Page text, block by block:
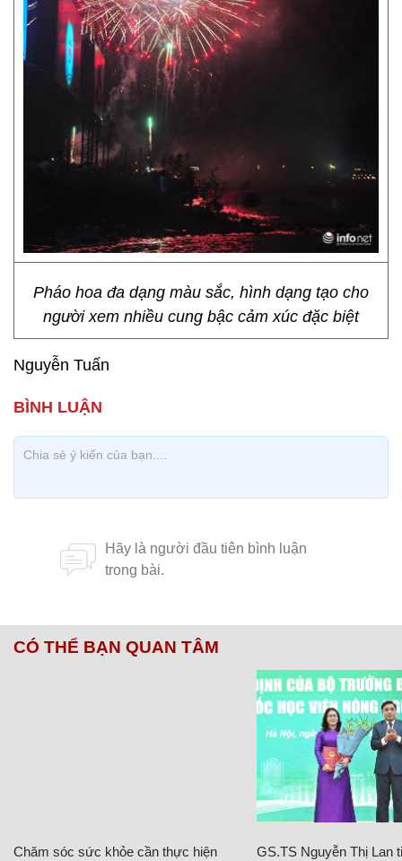
Pháo hoa đa dạng màu sắc, hình dạng tạo cho
người xem nhiều cung bậc cảm xúc đặc biệt
Nguyễn Tuấn
CÓ THỂ BẠN QUAN TÂM
Chăm sóc sức khỏe cần thực hiện
GS.TS Nguyễn Thị Lan